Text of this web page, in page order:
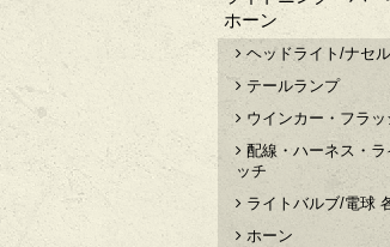
ホーン
ヘッドライト/ナセル
テールランプ
ウインカー・フラッ
配線・ハーネス・ラ
ッチ
ライトバルブ/電球
ホーン